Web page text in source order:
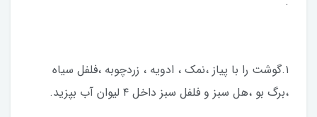
١.گوشت را با پیاز ،نمک ، ادویه ، زردچوبه ،فلفل سیاه
،برگ بو ،هل سبز و فلفل سبز داخل ٤ ليوان آب بپزيد.